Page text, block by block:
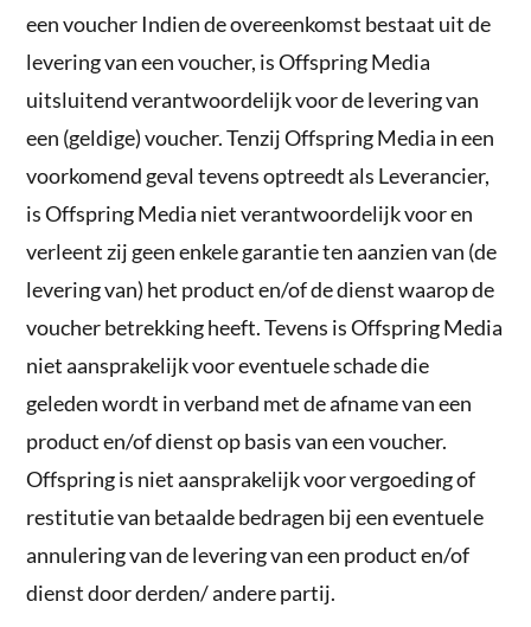
een voucher Indien de overeenkomst bestaat uit de
levering van een voucher, is Offspring Media
uitsluitend verantwoordelijk voor de levering van
een (geldige) voucher. Tenzij Offspring Media in een
voorkomend geval tevens optreedt als Leverancier,
is Offspring Media niet verantwoordelijk voor en
verleent zij geen enkele garantie ten aanzien van (de
levering van) het product en/of de dienst waarop de
voucher betrekking heeft. Tevens is Offspring Media
niet aansprakelijk voor eventuele schade die
geleden wordt in verband met de afname van een
product en/of dienst op basis van een voucher.
Offspring is niet aansprakelijk voor vergoeding of
restitutie van betaalde bedragen bij een eventuele
annulering van de levering van een product en/of
dienst door derden/ andere partij.